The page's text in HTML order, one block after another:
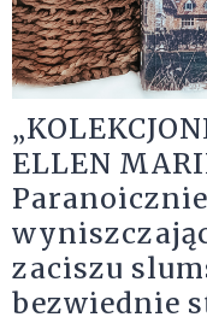
ELLEN
zaciszu
bezwiednie